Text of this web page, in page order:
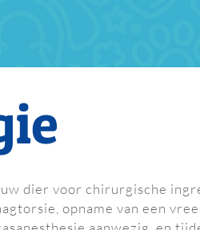
dier voor chirurgische
opname van een